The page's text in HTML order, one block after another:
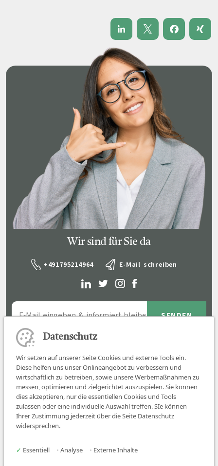
Wir sind für Sie da
+491795214964 E-Mail schreiben
Job finden
Über uns
Datenschutz
Wir setzen auf unserer Seite Cookies und externe Tools ein.
Diese helfen uns unser Onlineangebot zu verbessern und
wirtschaftlich zu betreiben, sowie unsere Werbemaßnahmen zu
messen, optimieren und zielgerichtet auszuspielen. Sie können
dies akzeptieren, nur die essentiellen Cookies und Tools
zulassen oder eine individuelle Auswahl treffen. SIe können
Ihrer Zustimmung jederzeit über die Seite Datenschutz
widersprechen.
✓ Essentiell • Analyse • Externe Inhalte